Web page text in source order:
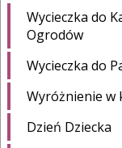
Wycieczka do
Ogrodów
Wycieczka do
Wyróżnienie w
Dzień Dziecka